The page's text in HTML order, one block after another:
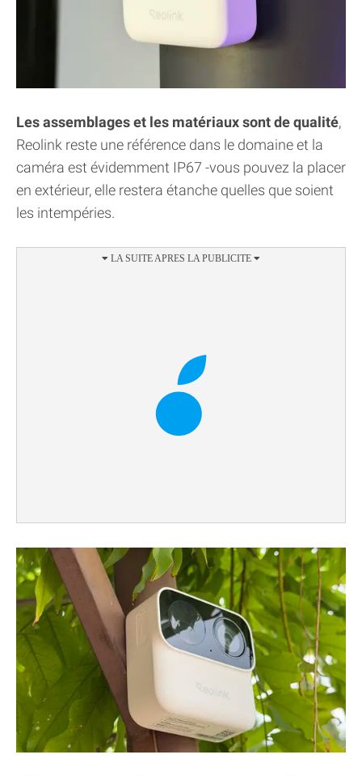
Les assemblages et les matériaux sont de qualité,
Reolink reste une référence dans le domaine et la
caméra est évidemment IP67 -vous pouvez la placer
en extérieur, elle restera étanche quelles que soient
les intempéries.